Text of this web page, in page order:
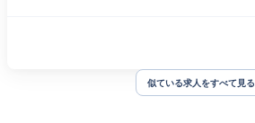
似ている求人をすべて見る